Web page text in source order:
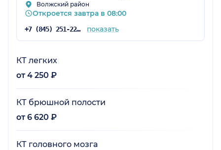
Волжский район
Откроется завтра в 08:00
+7 (845) 251-22-51 показать
КТ легких
от 4 250 ₽
КТ брюшной полости
от 6 620 ₽
КТ головного мозга